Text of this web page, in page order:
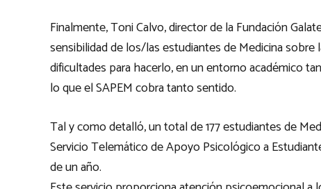
Finalmente, Toni Calvo, director de la Fundación
sensibilidad de los/las estudiantes de Medicina
dificultades para hacerlo, en un entorno académico
lo que el SAPEM cobra tanto sentido.
Tal y como detalló, un total de 177 estudiantes de
Servicio Telemático de Apoyo Psicológico a
de un año.